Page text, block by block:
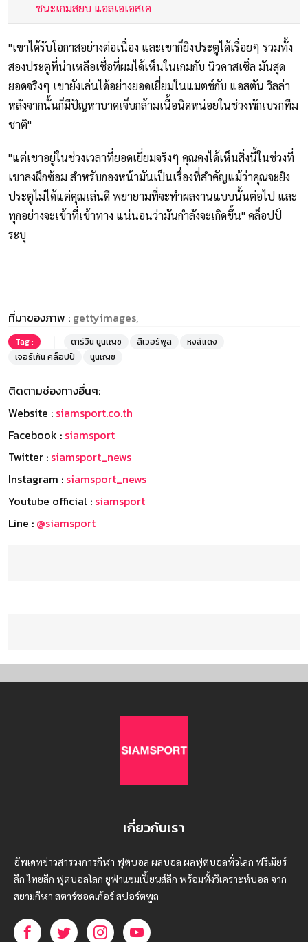
ชนะเกมสยบ แอลเอเอสเค
"เขาได้รับโอกาสอย่างต่อเนื่อง และเขาก็ยิงประตูได้เรื่อยๆ รวมทั้ง
สองประตูที่น่าเหลือเชื่อที่ผมได้เห็นในเกมกับ นิวคาสเซิ่ล มันสุด
ยอดจริงๆ เขายังเล่นได้อย่างยอดเยี่ยมในแมตช์กับ แอสตัน วิลล่า
หลังจากนั้นก็มีปัญหาบาดเจ็บกล้ามเนื้อนิดหน่อยในช่วงพักเบรกทีม
ชาติ"
"แต่เขาอยู่ในช่วงเวลาที่ยอดเยี่ยมจริงๆ คุณคงได้เห็นสิ่งนี้ในช่วงที่
เขาลงฝึกซ้อม สำหรับกองหน้ามันเป็นเรื่องที่สำคัญแม้ว่าคุณจะยิง
ประตูไม่ได้แต่คุณเล่นดี พยายามที่จะทำผลงานแบบนั้นต่อไป และ
ทุกอย่างจะเข้าที่เข้าทาง แน่นอนว่ามันกำลังจะเกิดขึ้น" คล็อปป์
ระบุ
ที่มาของภาพ : gettyimages,
Tag : ดาร์วิน นูนเญซ ลิเวอร์พูล
หงส์แดง
เจอร์เก้น คล็อปป์
นูนเญซ
ติดตามช่องทางอื่นๆ:
Website : siamsport.co.th
Facebook : siamsport
Twitter : siamsport_news
Instagram : siamsport_news
Youtube official : siamsport
Line : @siamsport
เกี่ยวกับเรา
อัพเดทข่าวสารวงการกีฬา ฟุตบอล ผลบอล ผลฟุตบอลทั่วโลก ฟรีเมียร์
ลีก ไทยลีก ฟุตบอลโลก ยูฟ่าแซมเปี้ยนส์ลีก พร้อมทั้งวิเคราะห์บอล จาก
สยามกีฬา สตาร์ชอคเก้อร์ สปอร์ตพูล